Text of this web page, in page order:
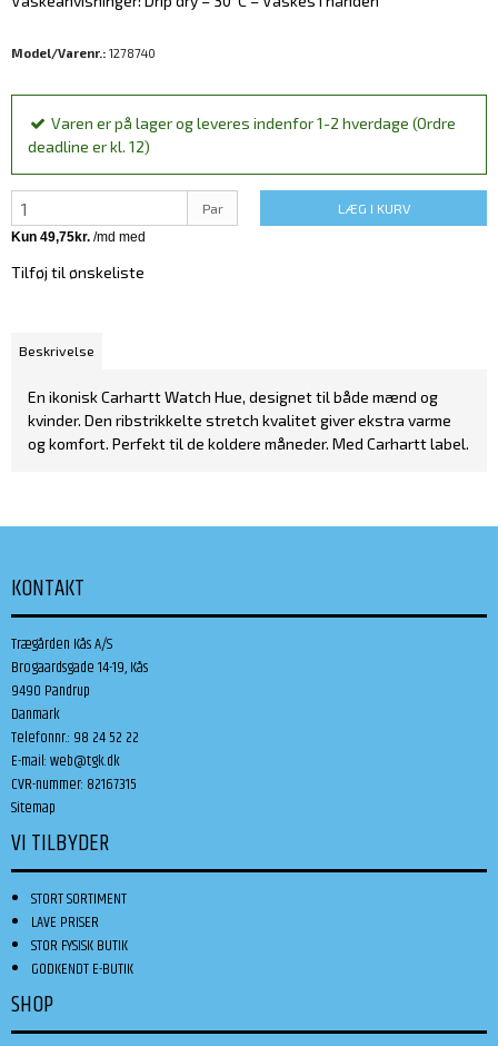
Model/Varenr.: 1278740
Varen er på lager og leveres indenfor 1-2 hverdage (Ordre
deadline er kl. 12)
Par LÆG I KURV
Tilføj til ønskeliste
Beskrivelse
En ikonisk Carhartt Watch Hue, designet til både mænd og
kvinder. Den ribstrikkelte stretch kvalitet giver ekstra varme
og komfort. Perfekt til de koldere måneder. Med Carhartt label.
KONTAKT
Trægården Kås A/S
Brogaardsgade 14-19, Kås
9490 Pandrup
Danmark
Telefonnr.: 98 24 52 22
E-mail:web@tgk.dk
CVR-nummer: 82167315
Sitemap
VI TILBYDER
STORT SORTIMENT
LAVE PRISER
STOR FYSISK BUTIK
GODKENDT E-BUTIK
SHOP